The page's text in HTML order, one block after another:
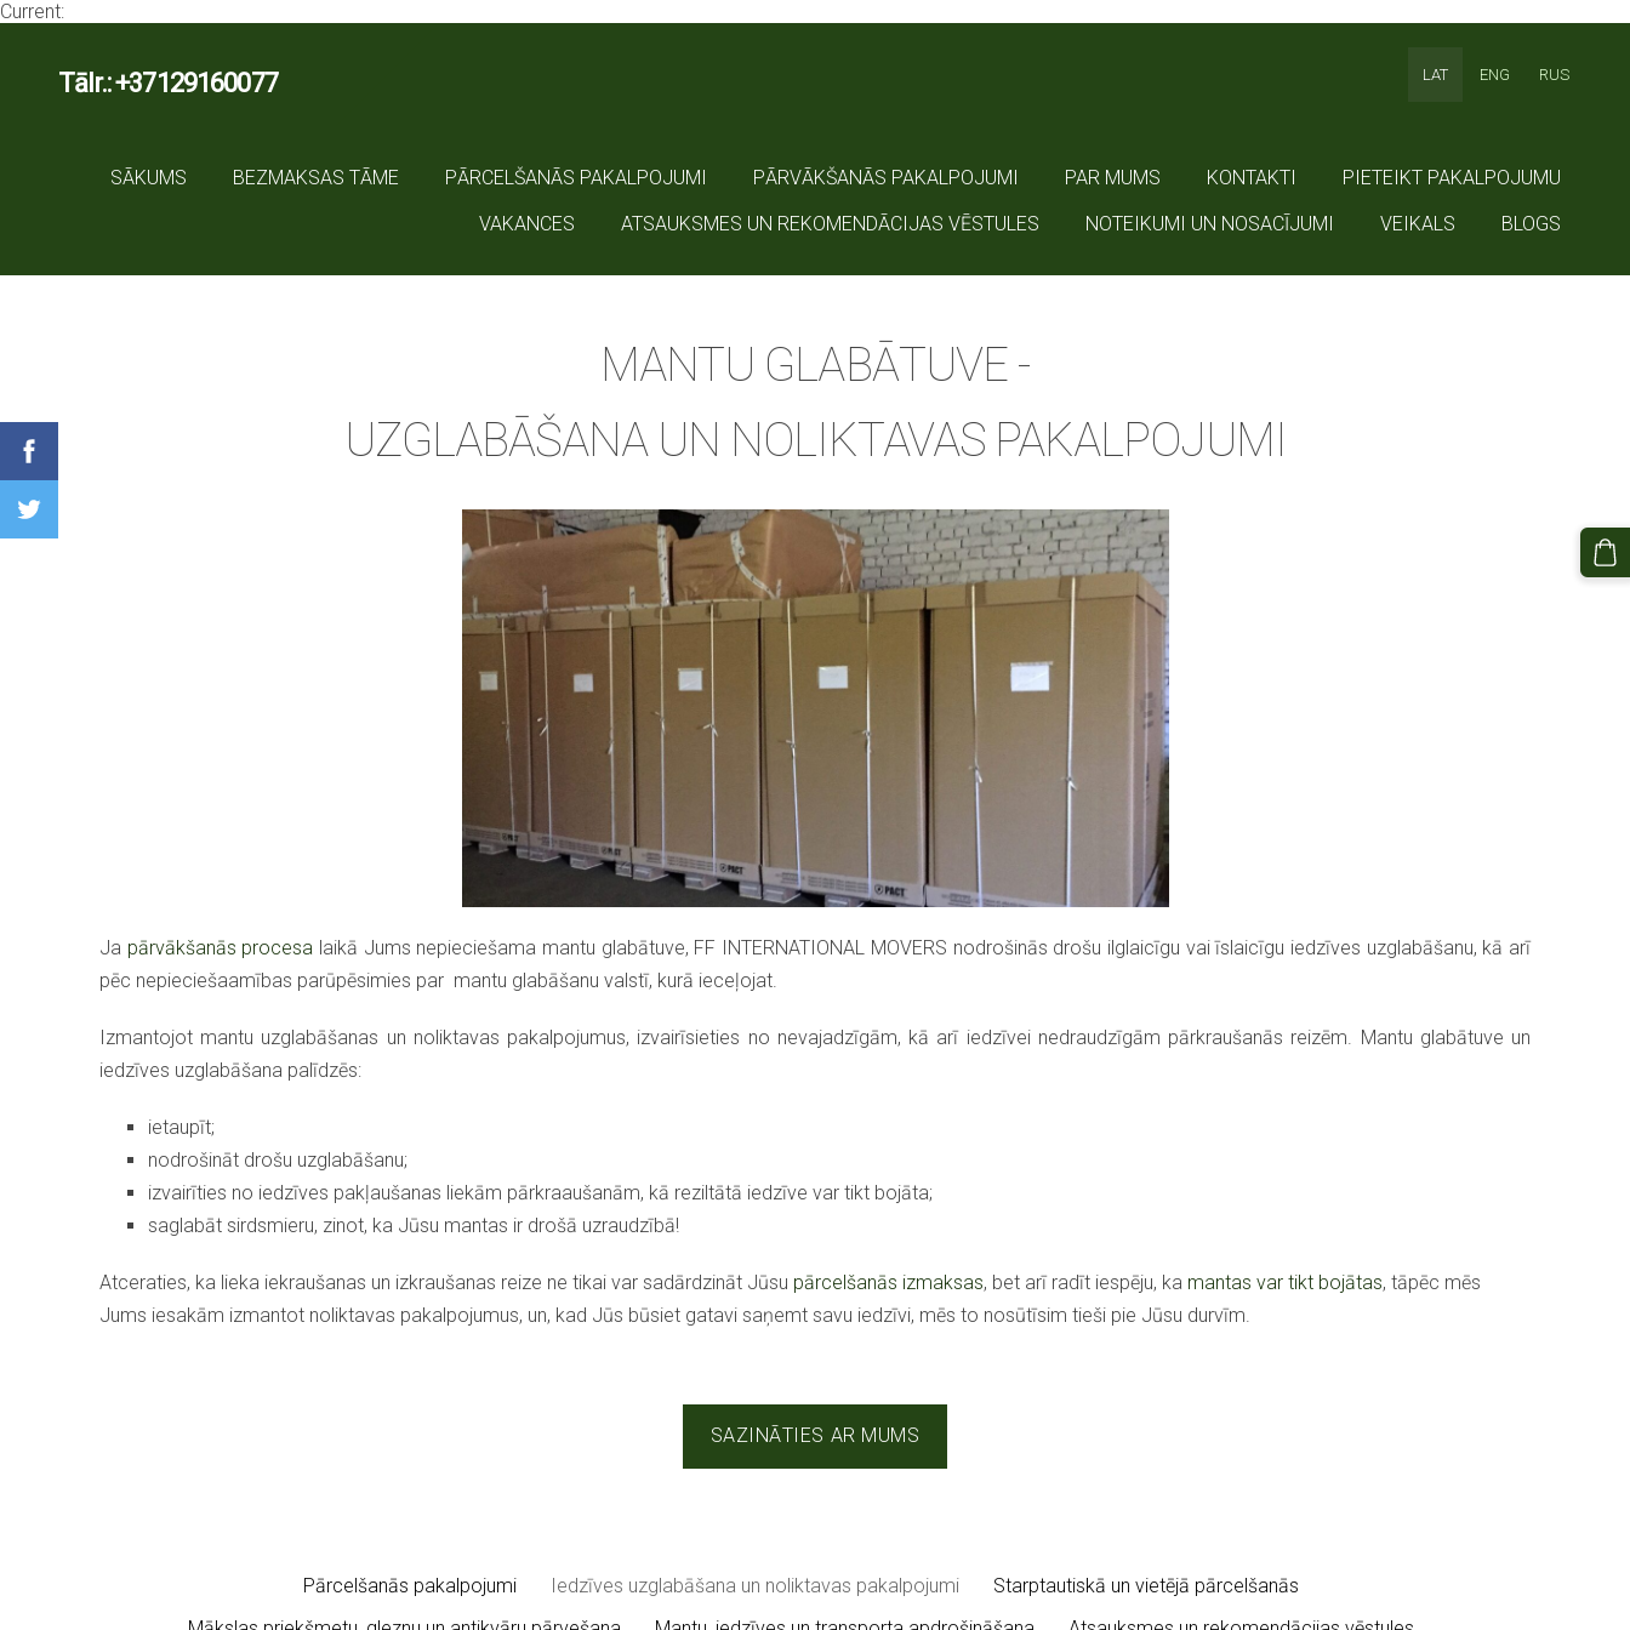
Current:
Tālr.: +37129160077
SĀKUMS BEZMAKSAS TĀME PĀRCELŠANĀS PAKALPOJUMI PĀRVĀKŠANĀS PAKALPOJUMI PAR MUMS KONTAKTI
PIETEIKT PAKALPOJUMU
VAKANCES
ATSAUKSMES UN REKOMENDĀCIJAS VĒSTULES NOTEIKUMI UN NOSACĪJUMI VEIKALS BLOGS
LAT ENG RUS
MANTU GLABĀTUVE -
UZGLABĀŠANA UN NOLIKTAVAS PAKALPOJUMI
Ja pārvākšanās procesa laikā Jums nepieciešama mantu glabātuve, FF INTERNATIONAL MOVERS nodrošinās drošu ilglaicīgu vai īslaicīgu iedzīves uzglabāšanu, kā arī
pēc nepieciešaamības parūpēsimies par mantu glabāšanu valstī, kurā ieceļojat.
Izmantojot mantu uzglabāšanas un noliktavas pakalpojumus, izvairīsieties no nevajadzīgām, kā arī iedzīvei nedraudzīgām pārkraušanās reizēm. Mantu glabātuve un
iedzīves uzglabāšana palīdzēs:
ietaupīt;
nodrošināt drošu uzglabāšanu;
izvairīties no iedzīves pakļaušanas liekām pārkraaušanām, kā reziltātā iedzīve var tikt bojāta;
saglabāt sirdsmieru, zinot, ka Jūsu mantas ir drošā uzraudzībā!
Atceraties, ka lieka iekraušanas un izkraušanas reize ne tikai var sadārdzināt Jūsu pārcelšanās izmaksas, bet arī radīt iespēju, ka mantas var tikt bojātas, tāpēc mēs
Jums iesakām izmantot noliktavas pakalpojumus, un, kad Jūs būsiet gatavi saņemt savu iedzīvi, mēs to nosūtīsim tieši pie Jūsu durvīm.
SAZINĀTIES AR MUMS
Pārcelšanās pakalpojumi Iedzīves uzglabāšana un noliktavas pakalpojumi
Starptautiskā un vietējā pārcelšanās